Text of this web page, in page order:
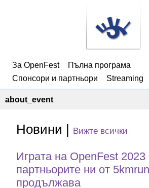
За OpenFest
Пълна програма
Спонсори и партньори
Streaming
about_event
Новини | Вижте всички
Играта на OpenFest 2023
партньорите ни от
продължава